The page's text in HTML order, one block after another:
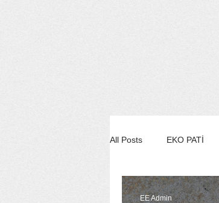
All Posts EKO PATİ
EKO STİL/MODA/
EE Admin